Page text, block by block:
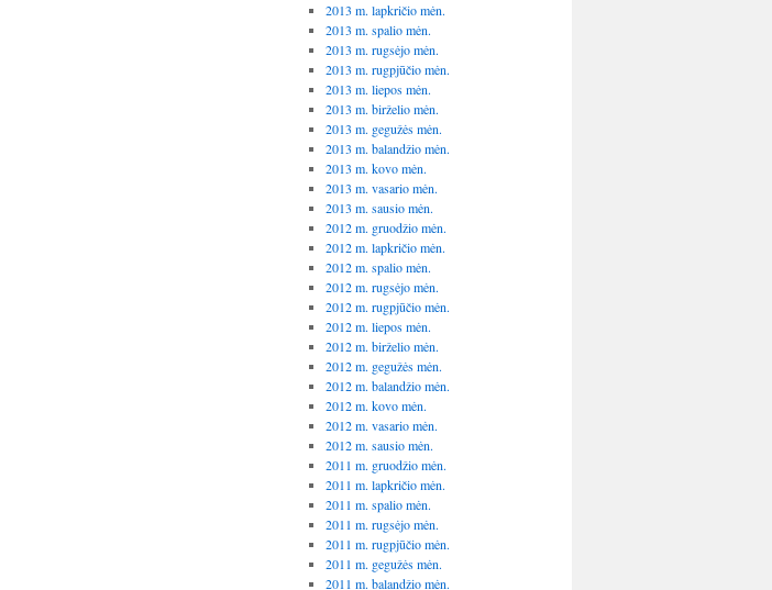
2013 m. lapkričio mėn.
2013 m. spalio mėn.
2013 m. rugsėjo mėn.
2013 m. rugpjūčio mėn.
2013 m. liepos mėn.
2013 m. birželio mėn.
2013 m. gegužės mėn.
2013 m. balandžio mėn.
2013 m. kovo mėn.
2013 m. vasario mėn.
2013 m. sausio mėn.
2012 m. gruodžio mėn.
2012 m. lapkričio mėn.
2012 m. spalio mėn.
2012 m. rugsėjo mėn.
2012 m. rugpjūčio mėn.
2012 m. liepos mėn.
2012 m. birželio mėn.
2012 m. gegužės mėn.
2012 m. balandžio mėn.
2012 m. kovo mėn.
2012 m. vasario mėn.
2012 m. sausio mėn.
2011 m. gruodžio mėn.
2011 m. lapkričio mėn.
2011 m. spalio mėn.
2011 m. rugsėjo mėn.
2011 m. rugpjūčio mėn.
2011 m. gegužės mėn.
2011 m. balandžio mėn.